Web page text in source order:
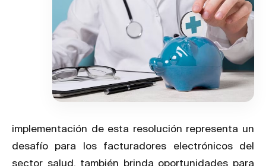
implementación de esta resolución representa un
desafío para los facturadores electrónicos del
sector salud, también brinda oportunidades para